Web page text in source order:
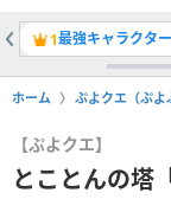
1最強キャラクタ
ホーム ぷよクエ（ぷよ
【ぷよクエ】
とことんの塔